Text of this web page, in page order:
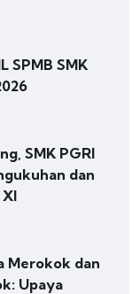
SPMB SMK
SMK PGRI
dan
Merokok dan
Upaya